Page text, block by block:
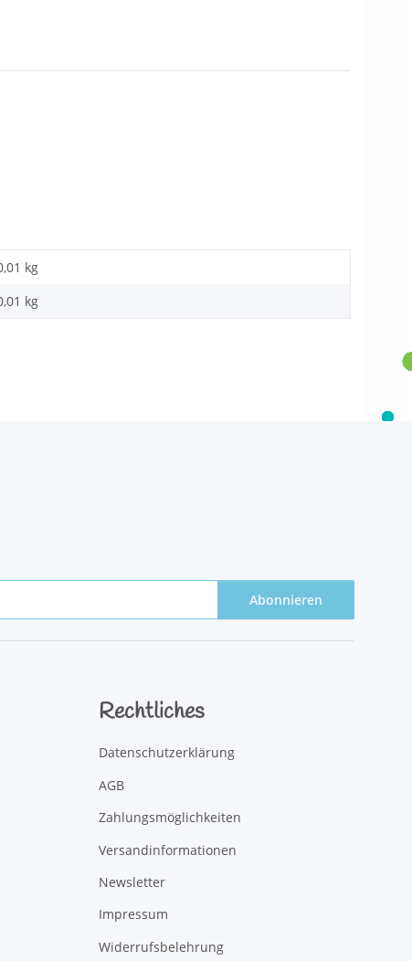
kg
kg
Abonnieren
Rechtliches
Datenschutzerklärung
AGB
Zahlungsmöglichkeiten
Versandinformationen
Newsletter
Impressum
Widerrufsbelehrung